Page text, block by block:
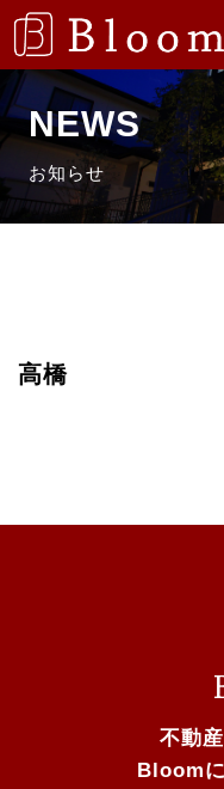
NEWS
お知らせ
高橋
不動
Bloom